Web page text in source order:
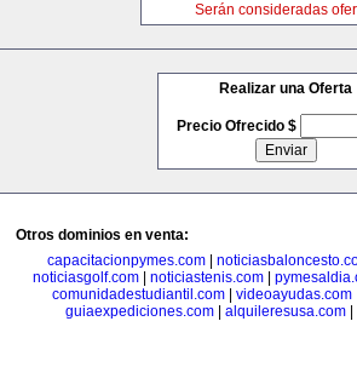
Serán consideradas
Realizar una Oferta
Precio Ofrecido $
Otros dominios en venta:
capacitacionpymes.com|
noticiasgolf.com| noticiastenis.com|
comunidadestudiantil.com| videoayudas.com
guiaexpediciones.com| alquileresusa.com|